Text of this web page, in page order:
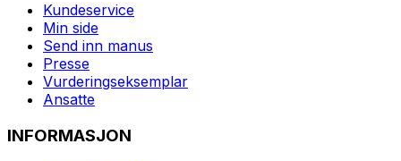
Kundeservice
Min side
Send inn manus
Presse
Vurderingseksemplar
Ansatte
INFORMASJON